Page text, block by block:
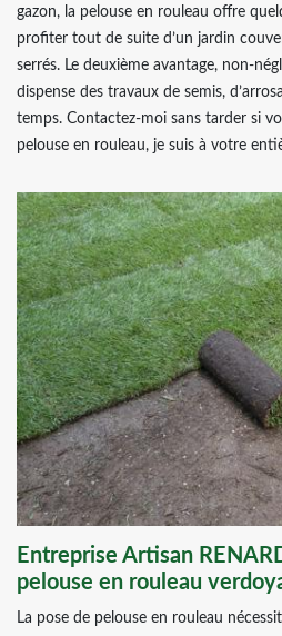
gazon, la pelouse en rouleau offre
profiter tout de suite d’un jardin
serrés. Le deuxième avantage, non-
dispense des travaux de semis,
temps. Contactez-moi sans tarder si
pelouse en rouleau, je suis à votre
Entreprise Artisan
pelouse en rouleau
La pose de pelouse en rouleau